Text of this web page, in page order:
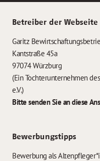
Betreiber der Webseite
Garitz
Kantstraße 45a
97074 Würzburg
(Ein Tochterunternehmen
e.V.)
Bitte senden Sie an diese
Bewerbungstipps
Bewerbung als